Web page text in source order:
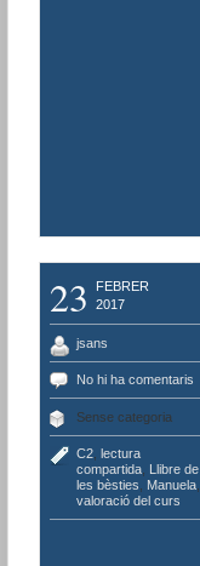
23
FEBRER
2017
jsans
No hi ha comentaris
Sense categoria
C2, lectura
compartida, Llibre de
les bèsties
Manuela,
valoració del curs